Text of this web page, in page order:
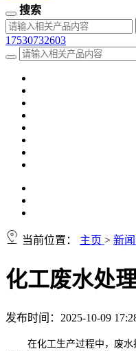
搜索
17530732603
当前位置： 主页 > 新
化工废水处
发布时间：2025-10-09
在化工生产过程中，废